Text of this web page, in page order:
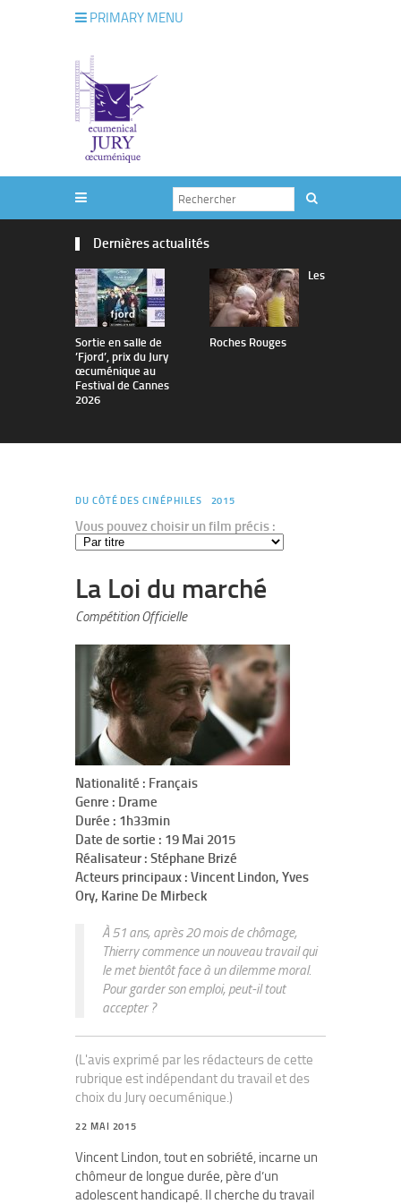
PRIMARY MENU
Dernières actualités
Sortie en salle de
’Fjord’, prix du Jury
œcuménique au
Festival de Cannes
2026
Les
Roches Rouges
DU CÔTÉ DES CINÉPHILES 2015
Vous pouvez choisir un film précis :
La Loi du marché
Compétition Officielle
Nationalité : Français
Genre : Drame
Durée : 1h33min
Date de sortie : 19 Mai 2015
Réalisateur : Stéphane Brizé
Acteurs principaux : Vincent Lindon, Yves
Ory, Karine De Mirbeck
À 51 ans, après 20 mois de chômage,
Thierry commence un nouveau travail qui
le met bientôt face à un dilemme moral.
Pour garder son emploi, peut-il tout
accepter ?
(L'avis exprimé par les rédacteurs de cette
rubrique est indépendant du travail et des
choix du Jury oecuménique.)
22 MAI 2015
Vincent Lindon, tout en sobriété, incarne un
chômeur de longue durée, père d’un
adolescent handicapé. Il cherche du travail